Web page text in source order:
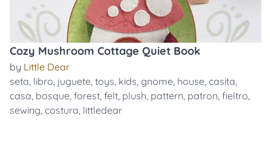
Cozy Mushroom Cottage Quiet Book
by Little Dear
seta, libro, juguete, toys, kids, gnome, house, casita,
casa, bosque, forest, felt, plush, pattern, patron, fieltro,
sewing, costura, littledear